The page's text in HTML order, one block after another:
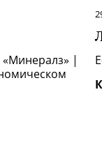
«Минералз» |